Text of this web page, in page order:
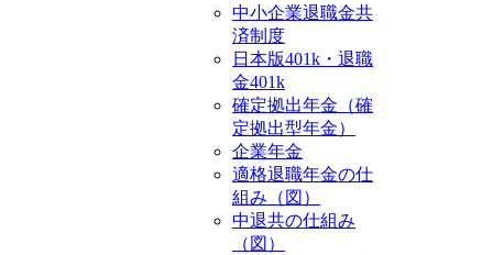
中小企業退職金共
済制度
日本版401k・退職
金401k
確定拠出年金（確
定拠出型年金）
企業年金
適格退職年金の仕
組み（図）
中退共の仕組み
（図）